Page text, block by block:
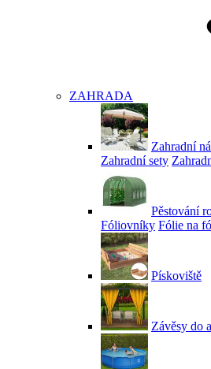
ZAHRADA
Zahradní
Zahradní sety
Pěstování
Fóliovníky Fólie na
Pískoviště
Závěsy do